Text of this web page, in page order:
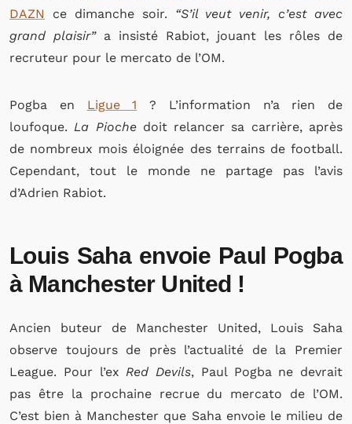
DAZN
ce dimanche soir. “S’il veut venir, c’est avec
grand plaisir”a insisté Rabiot, jouant les rôles de
recruteur pour le mercato de l’OM.
Pogba en Ligue 1 ? L’information n’a rien de
loufoque.La Piochedoit relancer sa carrière, après
de nombreux mois éloignée des terrains de football.
Cependant, tout le monde ne partage pas l’avis
d’Adrien Rabiot.
Louis Saha envoie Paul Pogba
à Manchester United !
Ancien buteur de Manchester United, Louis Saha
observe toujours de près l’actualité de la Premier
League. Pour l’exRed Devils, Paul Pogba ne devrait
pas être la prochaine recrue du mercato de l’OM.
C’est bien à Manchester que Saha envoie le milieu de